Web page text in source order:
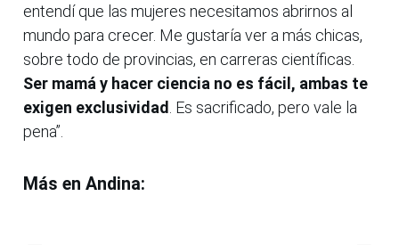
entendí que las mujeres necesitamos abrirnos al
mundo para crecer. Me gustaría ver a más chicas,
sobre todo de provincias, en carreras científicas.
Ser mamá y hacer ciencia no es fácil, ambas te
exigen exclusividad . Es sacrificado, pero vale la
pena”.
Más en Andina: